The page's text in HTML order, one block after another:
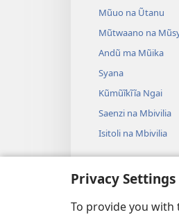
Privacy Settings
To provide you with
Mũuo na Ũtanu
Mũtwaano na
Andũ ma Mũika
Syana
Kũmũĩkĩĩa Ngai
Saenzi na Mbivilia
Isitoli na Mbivilia